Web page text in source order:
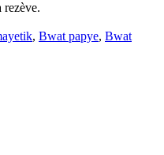
, Bwat papye, Bwat